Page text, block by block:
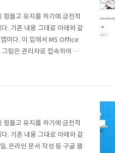
들고 유지를 하기에 금전적
. 기존 내용 그대로 아래와 같
이다. 이 입에서 MS Office
림은 관리자로 접속하여 설
치 시도하는 장면이다. (그러
들고 유지를 하기에 금전적
. 기존 내용 그대로 아래와 같
, 온라인 문서 작성 등 구글 클